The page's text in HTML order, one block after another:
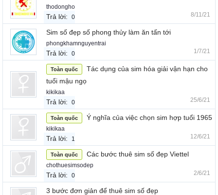
thodongho
Trả lời: 0 8/11/21
Sim số đẹp số phong thủy làm ăn tấn tới
phongkhamnguyentrai
Trả lời: 0 1/7/21
Toàn quốc
Tác dụng của sim hóa giải vận hạn cho
tuổi mậu ngọ
kikikaa
Trả lời: 0 25/6/21
Toàn quốc Ý nghĩa của việc chọn sim hợp tuổi 1965
kikikaa
Trả lời: 1 12/6/21
Toàn quốc Các bước thuê sim số đẹp Viettel
chothuesimsodep
Trả lời: 0 2/6/21
3 bước đơn giản để thuê sim số đẹp